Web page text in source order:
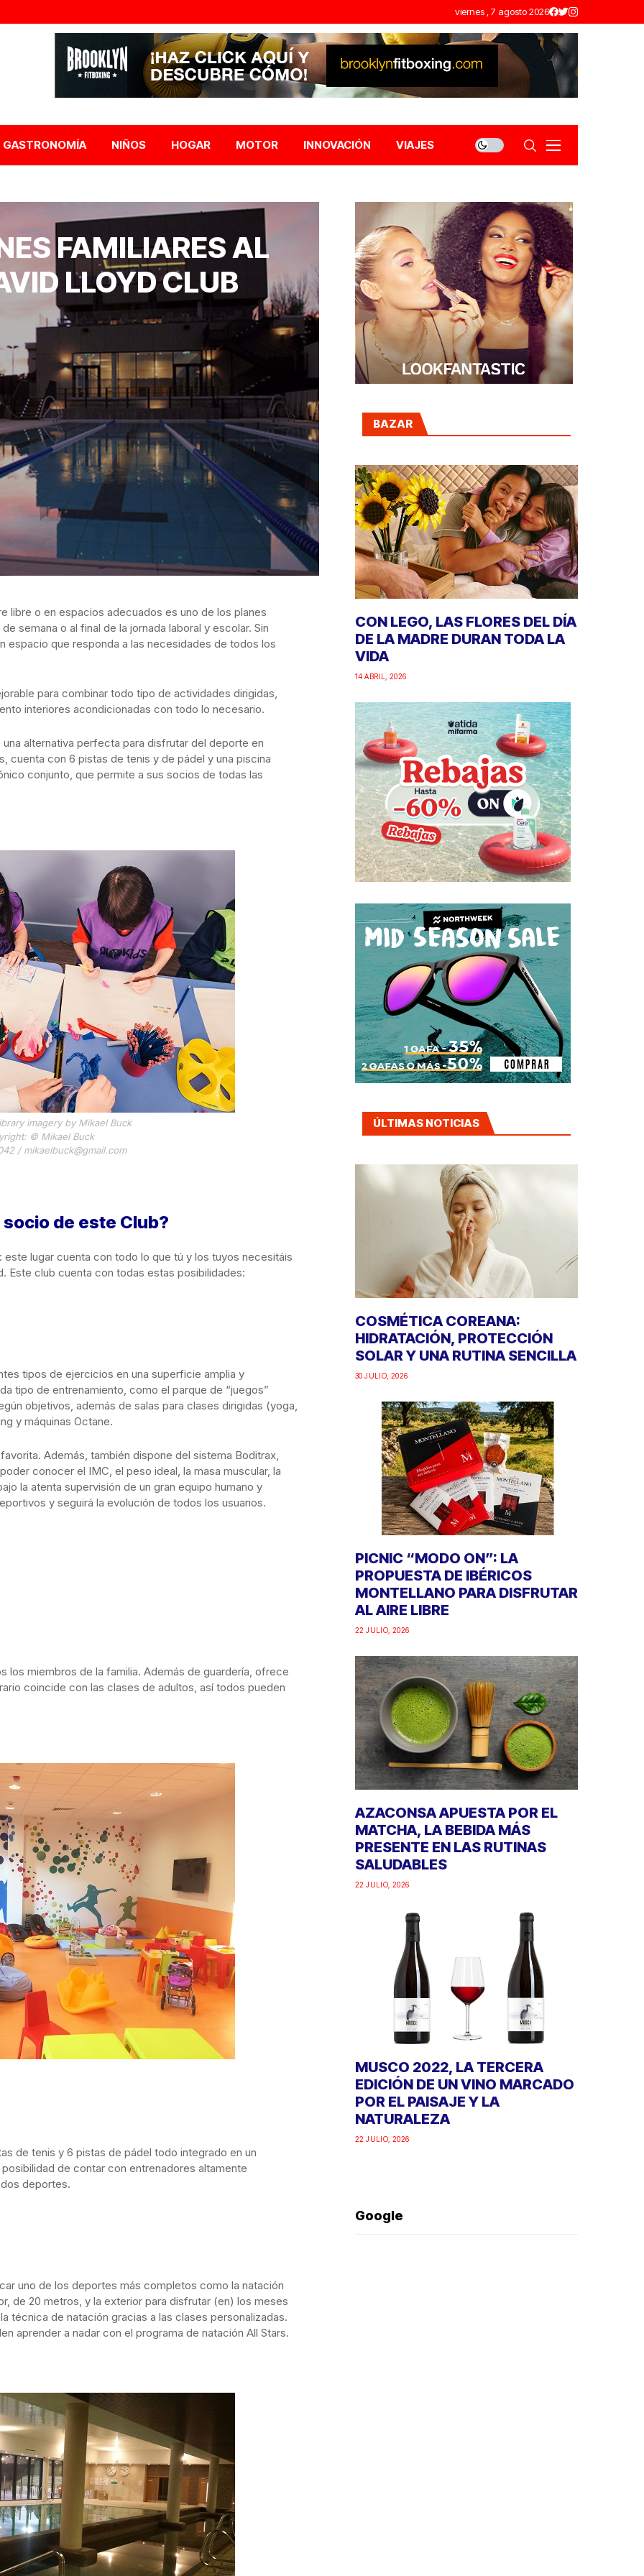
viernes , 7 agosto 2026
GASTRONOMÍA NIÑOS HOGAR MOTOR INNOVACIÓN VIAJES
FAMILIARES AL
LLOYD CLUB
libre o en espacios adecuados es uno de los planes
semana o al final de la jornada laboral y escolar. Sin
espacio que responda a las necesidades de todos los
para combinar todo tipo de actividades dirigidas,
interiores acondicionadas con todo lo necesario.
alternativa perfecta para disfrutar del deporte en
cuenta con 6 pistas de tenis y de pádel y una piscina
conjunto, que permite a sus socios de todas las
imagery by Mikael Buck
© Mikael Buck
/ mikaelbuck@gmail.com
de este Club?
lugar cuenta con todo lo que tú y los tuyos necesitáis
Este club cuenta con todas estas posibilidades:
tipos de ejercicios en una superficie amplia y
tipo de entrenamiento, como el parque de “juegos”
objetivos, además de salas para clases dirigidas (yoga,
y máquinas Octane.
Además, también dispone del sistema Boditrax,
conocer el IMC, el peso ideal, la masa muscular, la
la atenta supervisión de un gran equipo humano y
y seguirá la evolución de todos los usuarios.
los miembros de la familia. Además de guardería, ofrece
coincide con las clases de adultos, así todos pueden
de tenis y 6 pistas de pádel todo integrado en un
de contar con entrenadores altamente
deportes.
uno de los deportes más completos como la natación
de 20 metros, y la exterior para disfrutar (en) los meses
técnica de natación gracias a las clases personalizadas.
aprender a nadar con el programa de natación All Stars.
BAZAR
CON LEGO, LAS FLORES DEL DÍA
DE LA MADRE DURAN TODA LA
VIDA
14 ABRIL, 2026
ÚLTIMAS NOTICIAS
COSMÉTICA COREANA:
HIDRATACIÓN, PROTECCIÓN
SOLAR Y UNA RUTINA SENCILLA
30 JULIO, 2026
PICNIC “MODO ON”: LA
PROPUESTA DE IBÉRICOS
MONTELLANO PARA DISFRUTAR
AL AIRE LIBRE
22 JULIO, 2026
AZACONSA APUESTA POR EL
MATCHA, LA BEBIDA MÁS
PRESENTE EN LAS RUTINAS
SALUDABLES
22 JULIO, 2026
MUSCO 2022, LA TERCERA
EDICIÓN DE UN VINO MARCADO
POR EL PAISAJE Y LA
NATURALEZA
22 JULIO, 2026
Google